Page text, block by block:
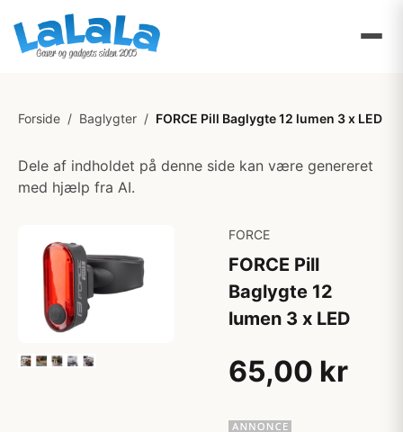
Forside / Baglygter / FORCE Pill Baglygte 12 lumen 3 x LED
Dele af indholdet på denne side kan være genereret
med hjælp fra AI.
FORCE
FORCE Pill
Baglygte 12
lumen 3 x LED
65,00 kr